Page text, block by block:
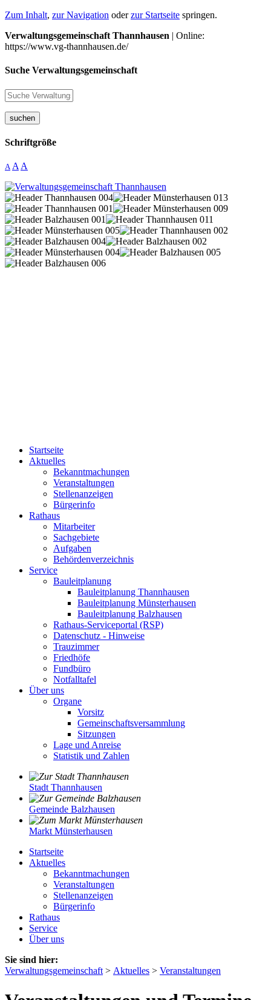
Zum Inhalt, zur Navigation oderzur Startseite springen.
Verwaltungsgemeinschaft Thannhausen | Online:
https://www.vg-thannhausen.de/
Suche Verwaltungsgemeinschaft
suchen
Schriftgröße
A A A
Startseite
Aktuelles
Bekanntmachungen
Veranstaltungen
Stellenanzeigen
Bürgerinfo
Rathaus
Mitarbeiter
Sachgebiete
Aufgaben
Behördenverzeichnis
Service
Bauleitplanung
Bauleitplanung Thannhausen
Bauleitplanung Münsterhausen
Bauleitplanung Balzhausen
Rathaus-Serviceportal (RSP)
Datenschutz - Hinweise
Trauzimmer
Friedhöfe
Fundbüro
Notfalltafel
Über uns
Organe
Vorsitz
Gemeinschaftsversammlung
Sitzungen
Lage und Anreise
Statistik und Zahlen
Stadt Thannhausen
Gemeinde Balzhausen
Markt Münsterhausen
Startseite
Aktuelles
Bekanntmachungen
Veranstaltungen
Stellenanzeigen
Bürgerinfo
Rathaus
Service
Über uns
Sie sind hier:
Verwaltungsgemeinschaft > Aktuelles > Veranstaltungen